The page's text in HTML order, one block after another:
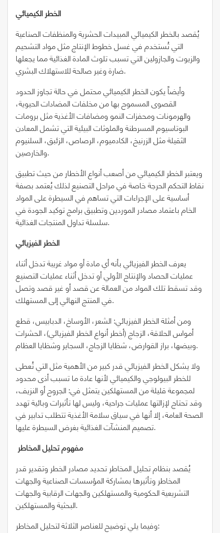
الخطر الكيميائي
يُقصد بالخطر الكيميائي المبيدات الحشرية والمنظفات الصناعية
التي تُستخدم في غسل خطوط الإنتاج مثل مواد التشحيم
والزيوت والجازولين التي تسبب تلوث المادة الغذائية مما يجعلها
ضارة وغير صالحة للاستهلاك البشري.
وأيضاً يكون الخطر الكيميائي محتمل في حالة تجاوز الحدود
القصوى المسموح بها من مخلفات المضادات الحيوية،
والهرمونات ومحفزات النمو ومضافات الأغذية مثل برومات
البوتاسيوم المسرطنة والملوثات البيئية التي تشمل المعادن
الثقيلة مثل الزرنيخ، الكادميوم، الرصاص، الزئبق، السلنيوم
والخارصين.
ويعتبر الخطر الكيميائي من أصعب أنواع الأخطار من حيث تطبيق
نقاط التحكم الحرجة خاصة في مراحل التصنيع لذلك يُعتمد بصفة
أساسية على الإجراءات التي تساهم في السيطرة على المواد
الخام باعتماد مصادر الموردين وتطبيق برامج توكيد الجودة في
سلسلة تداول المنتجات الغذائية.
الخطر الفيزيائي
يعرف الخطر الفيزيائي بأنه أي مادة أو مواد غريبة تدخل أثناء
عمليات الحصاد والإنتاج الأولي أو تدخل أثناء عمليات التصنيع
وقد تسقط تلك المواد من العمالة عن قصد أو غير قصد وتصل
في المنتج النهائي إلى المستهلك.
ومن أمثلة الخطر الفيزيائي: الشعر، الأوساخ، الدبابيس، قطع
أمواس الحلاقة، الزجاج (أخطر أنواع الخطر الفيزيائي)، الحشرات
وبيضها، براز القوارض، شظايا الزجاج، السجاير وشظايا العظام.
ولا يشكل الخطر الفيزيائي قدر كبير من الأهمية مثل التي تُعطى
للخطر البيولوجي والكيميائي لأنها عادة ما تسبب أذى محدود
لمجموعة قليلة من المستهلكين يتمثل في: الجروح أو النزيف،
وقد تحتاج لإزالتها عمليات جراحية، وليس لها تأثيرات وبائية تهدد
الصحة العامة، إلا أنها في سياق سلامة الأغذية تتطلب تدابير في
تصميم المنشآت الغذائية بغرض السيطرة عليها.
مفهوم تحليل المخاطر
يُقصد بنظام تحليل المخاطر تحديد مصادر الخطر وتقدير قدر
المخاطر وتأثيرها بمشاركة المؤسسات الصناعية والجهات
التشريعية الحكومية والمستهلكين والجهات الرقابية والجهات
البحثية والمستهلكين.
وفيما يلي توضيح للعناصر الثلاثة لتحليل المخاطر: